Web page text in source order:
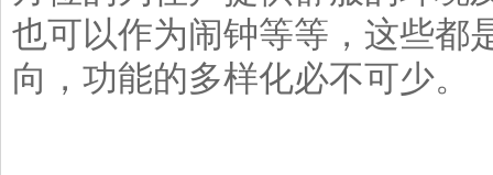
也可以作为闹钟等等，这些都
向，功能的多样化必不可少。